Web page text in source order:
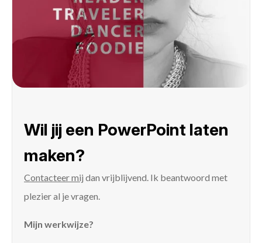
Wil jij een PowerPoint laten
maken?
Contacteer mij dan vrijblijvend. Ik beantwoord met
plezier al je vragen.
Mijn werkwijze?